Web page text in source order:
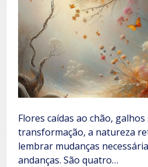
Flores caídas ao chão, galhos
transformação, a natureza
lembrar mudanças
andanças. São quatro…